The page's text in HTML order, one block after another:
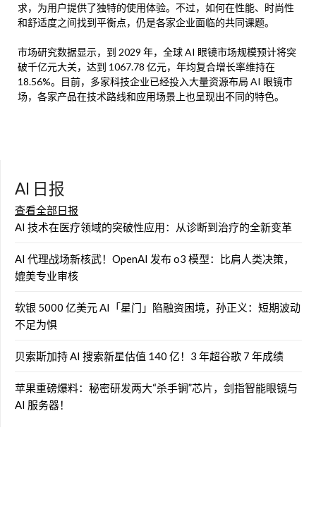
求，为用户提供了独特的使用体验。不过，如何在性能、时尚性
和舒适度之间找到平衡点，仍是各家企业面临的共同课题。
市场研究数据显示，到 2029 年，全球 AI 眼镜市场规模预计将突
破千亿元大关，达到 1067.78 亿元，年均复合增长率维持在
18.56%。目前，多家科技企业已经投入大量资源布局 AI 眼镜市
场，各家产品在技术路线和应用场景上也呈现出不同的特色。
AI 日报
查看全部日报
AI 技术在医疗领域的突破性应用：从诊断到治疗的全新变革
AI 代理战场新核武！OpenAI 发布 o3 模型：比肩人类决策，
媲美专业审核
软银 5000 亿美元 AI「星门」陷融资困境，孙正义：短期波动
不足为惧
贝索斯加持 AI 搜索新星估值 140 亿！3 年超谷歌 7 年成绩
苹果重磅爆料：秘密研发两大“杀手锏”芯片，剑指智能眼镜与
AI 服务器！